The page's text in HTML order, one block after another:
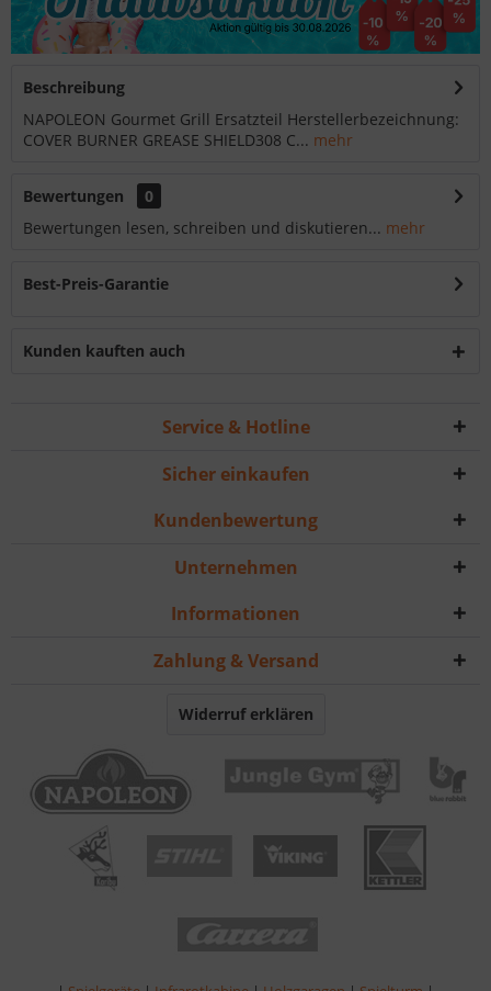
Beschreibung
NAPOLEON Gourmet Grill Ersatzteil Herstellerbezeichnung:
COVER BURNER GREASE SHIELD308 C... mehr
Bewertungen
0
Bewertungen lesen, schreiben und diskutieren... mehr
Best-Preis-Garantie
Kunden kauften auch
Service & Hotline
Sicher einkaufen
Kundenbewertung
Unternehmen
Informationen
Zahlung & Versand
Widerruf erklären